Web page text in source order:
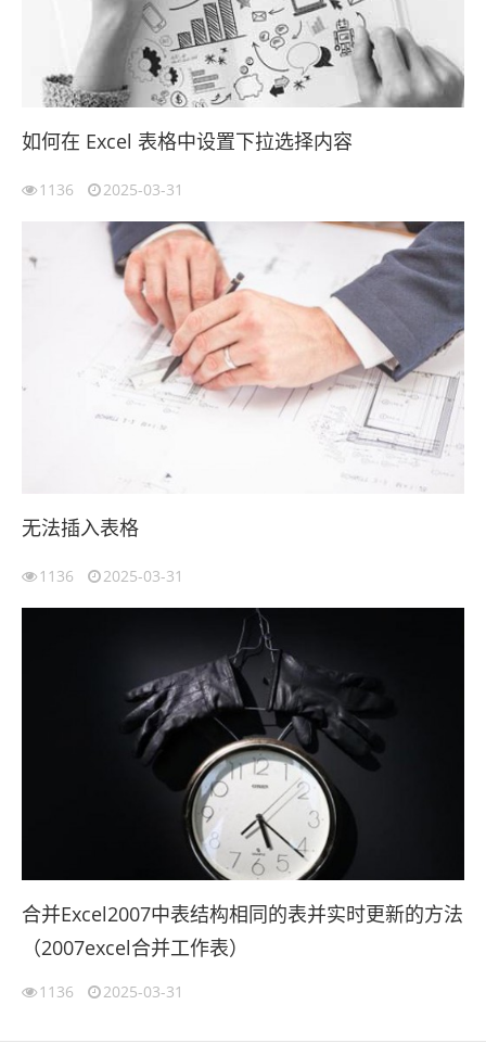
如何在 Excel 表格中设置下拉选择内容
1136 2025-03-31
无法插入表格
1136 2025-03-31
合并Excel2007中表结构相同的表并实时更新的方法
（2007excel合并工作表）
1136 2025-03-31